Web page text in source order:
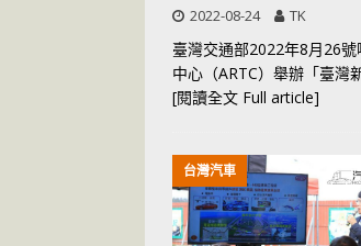
2022-08-24 TK
臺灣交通部2022年8月26
中心（ARTC）舉辦「臺灣
[閱讀全文 Full article]
台灣汽車